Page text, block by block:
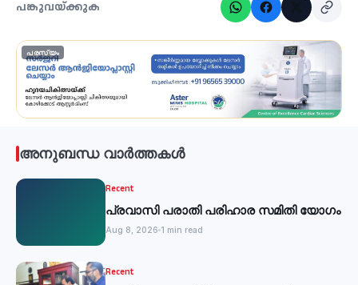
പങ്കുവയ്ക്കുക
പരസ്യം
അനുബന്ധ വാർത്തകൾ
Recent
പ്രവാസി പരാതി പരിഹാര സമിതി യോഗം
Aug 8, 2026 1 min read
Recent